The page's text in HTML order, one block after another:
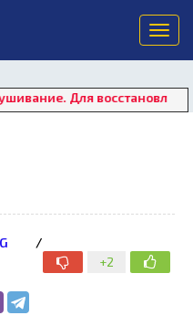
восстановления
+2
/